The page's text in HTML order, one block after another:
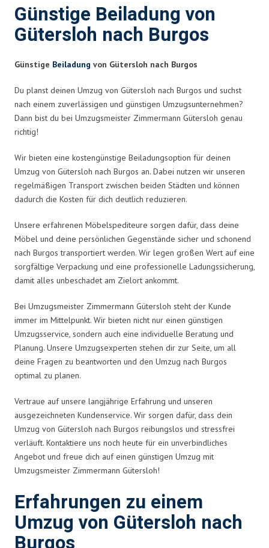
Günstige Beiladung von
Gütersloh nach Burgos
Günstige Beiladung von Gütersloh nach Burgos
Du planst deinen Umzug von Gütersloh nach Burgos und suchst
nach einem zuverlässigen und günstigen Umzugsunternehmen?
Dann bist du bei Umzugsmeister Zimmermann Gütersloh genau
richtig!
Wir bieten eine kostengünstige Beiladungsoption für deinen
Umzug von Gütersloh nach Burgos an. Dabei nutzen wir unseren
regelmäßigen Transport zwischen beiden Städten und können
dadurch die Kosten für dich deutlich reduzieren.
Unsere erfahrenen Möbelspediteure sorgen dafür, dass deine
Möbel und deine persönlichen Gegenstände sicher und schonend
nach Burgos transportiert werden. Wir legen großen Wert auf eine
sorgfältige Verpackung und eine professionelle Ladungssicherung,
damit alles unbeschadet am Zielort ankommt.
Bei Umzugsmeister Zimmermann Gütersloh steht der Kunde
immer im Mittelpunkt. Wir bieten nicht nur einen günstigen
Umzugsservice, sondern auch eine individuelle Beratung und
Planung. Unsere Umzugsexperten stehen dir zur Seite, um all
deine Fragen zu beantworten und den Umzug nach Burgos
optimal zu planen.
Vertraue auf unsere langjährige Erfahrung und unseren
ausgezeichneten Kundenservice. Wir sorgen dafür, dass dein
Umzug von Gütersloh nach Burgos reibungslos und stressfrei
verläuft. Kontaktiere uns noch heute für ein unverbindliches
Angebot und freue dich auf einen günstigen Umzug mit
Umzugsmeister Zimmermann Gütersloh!
Erfahrungen zu einem
Umzug von Gütersloh nach